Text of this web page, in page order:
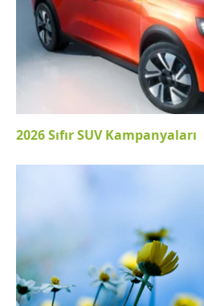
2026 Sıfır SUV Kampanyaları